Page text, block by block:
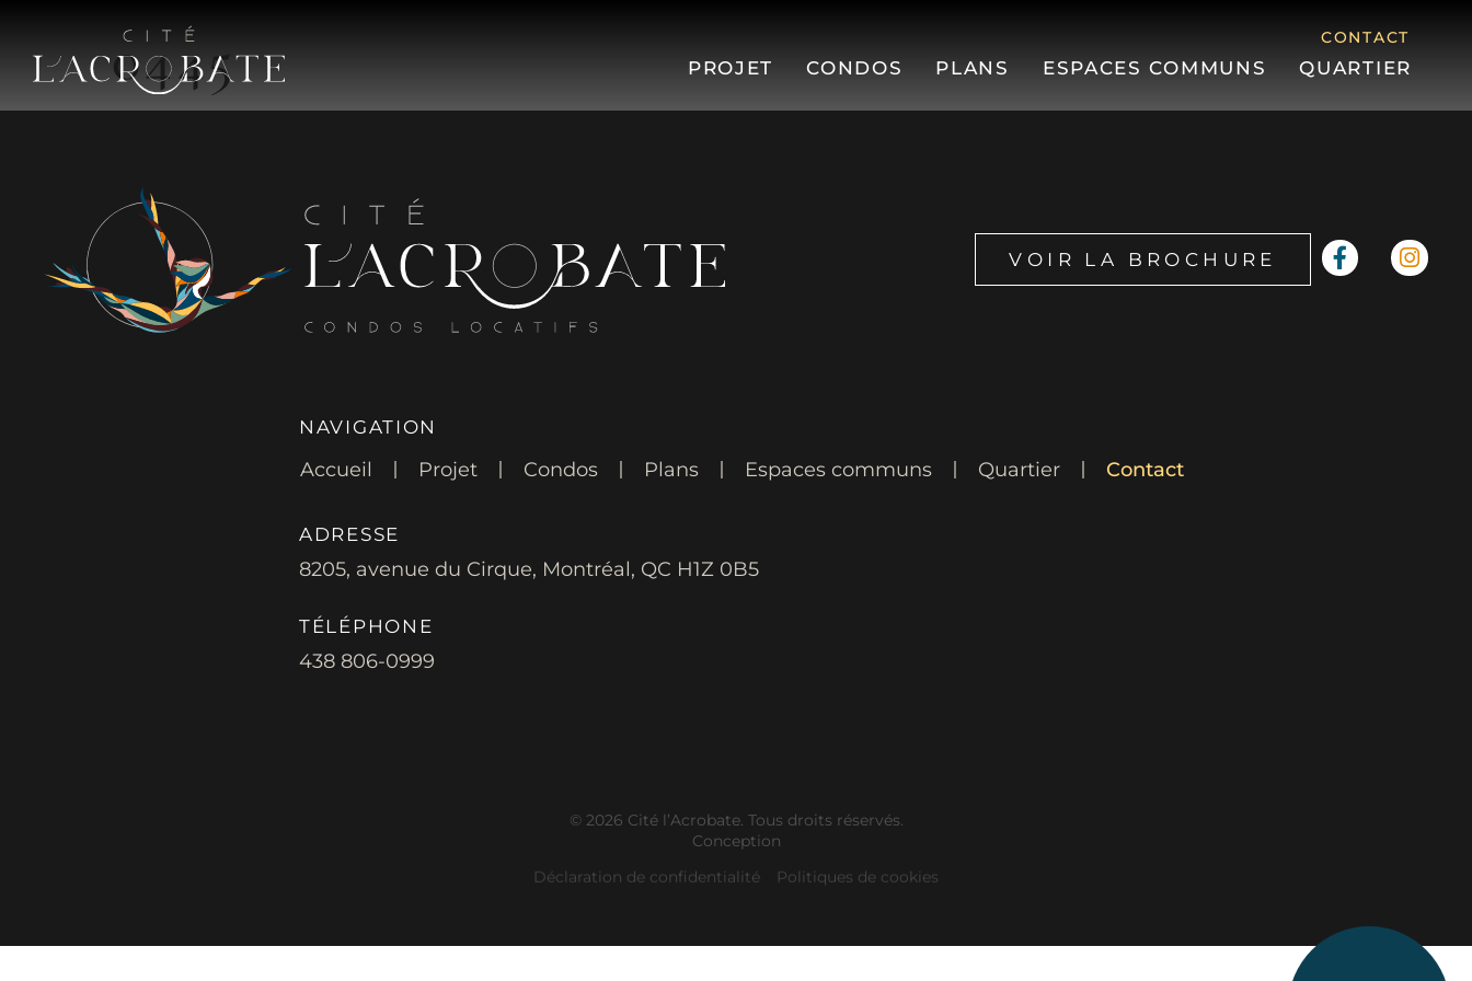
CONTACT
PROJET CONDOS PLANS ESPACES COMMUNS QUARTIER
0445
VOIR LA BROCHURE
NAVIGATION
Accueil Projet Condos Plans Espaces communs Quartier Contact
ADRESSE
8205, avenue du Cirque, Montréal, QC H1Z 0B5
TÉLÉPHONE
438 806-0999
© 2026 Cité l’Acrobate. Tous droits réservés.
Conception
Déclaration de confidentialité
Politiques de cookies